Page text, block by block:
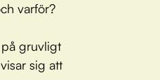
varför?
gruvligt
sig att